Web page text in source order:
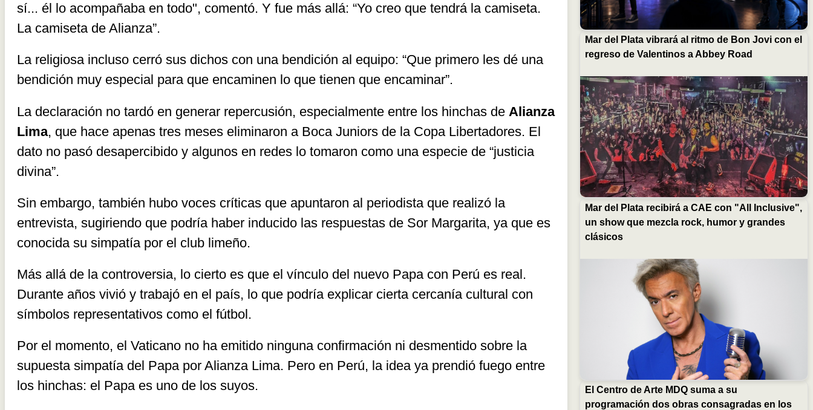
sí... él lo acompañaba en todo", comentó. Y fue más allá: “Yo creo que tendrá la camiseta.
La camiseta de Alianza”.
La religiosa incluso cerró sus dichos con una bendición al equipo: “Que primero les dé una
bendición muy especial para que encaminen lo que tienen que encaminar”.
La declaración no tardó en generar repercusión, especialmente entre los hinchas de Alianza
Lima, que hace apenas tres meses eliminaron a Boca Juniors de la Copa Libertadores. El
dato no pasó desapercibido y algunos en redes lo tomaron como una especie de “justicia
divina”.
Sin embargo, también hubo voces críticas que apuntaron al periodista que realizó la
entrevista, sugiriendo que podría haber inducido las respuestas de Sor Margarita, ya que es
conocida su simpatía por el club limeño.
Más allá de la controversia, lo cierto es que el vínculo del nuevo Papa con Perú es real.
Durante años vivió y trabajó en el país, lo que podría explicar cierta cercanía cultural con
símbolos representativos como el fútbol.
Por el momento, el Vaticano no ha emitido ninguna confirmación ni desmentido sobre la
supuesta simpatía del Papa por Alianza Lima. Pero en Perú, la idea ya prendió fuego entre
los hinchas: el Papa es uno de los suyos.
Mar del Plata vibrará al ritmo de Bon Jovi con el
regreso de Valentinos a Abbey Road
Mar del Plata recibirá a CAE con "All Inclusive",
un show que mezcla rock, humor y grandes
clásicos
El Centro de Arte MDQ suma a su
programación dos obras consagradas en los